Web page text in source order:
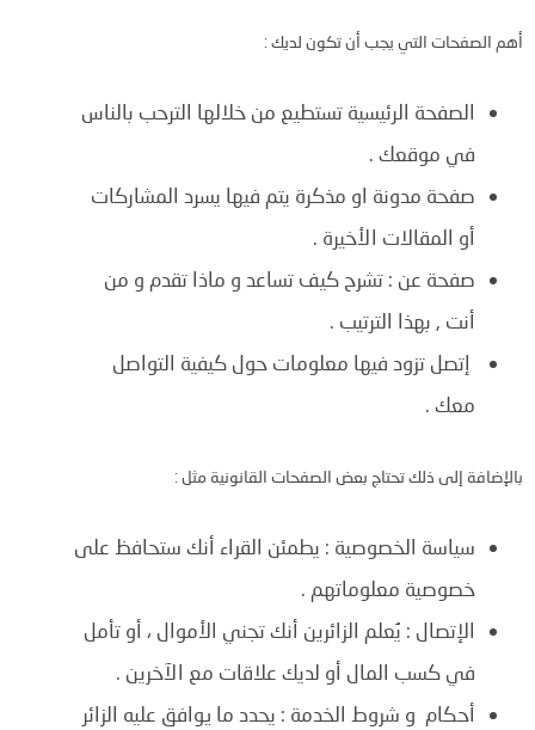
أهم الصفحات التي يجب أن تكون لديك :
الصفحة الرئيسية تستطيع من خلالها الترحب بالناس
في موقعك .
صفحة مدونة او مذكرة يتم فيها يسرد المشاركات
أو المقالات الأخيرة .
صفحة عن : تشرح كيف تساعد و ماذا تقدم و من
أنت , بهذا الترتيب .
إتصل تزود فيها معلومات حول كيفية التواصل
معك .
بالإضافة إلى ذلك تحتاج بعض الصفحات القانونية مثل :
سياسة الخصوصية : يطمئن القراء أنك ستحافظ على
خصوصية معلوماتهم .
الإتصال : يُعلم الزائرين أنك تجني الأموال ، أو تأمل
في كسب المال أو لديك علاقات مع الآخرين .
أحكام و شروط الخدمة : يحدد ما يوافق عليه الزائر